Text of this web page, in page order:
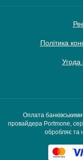
Політика
Угода
Оплата
провайдера Portmone,
обробляє та